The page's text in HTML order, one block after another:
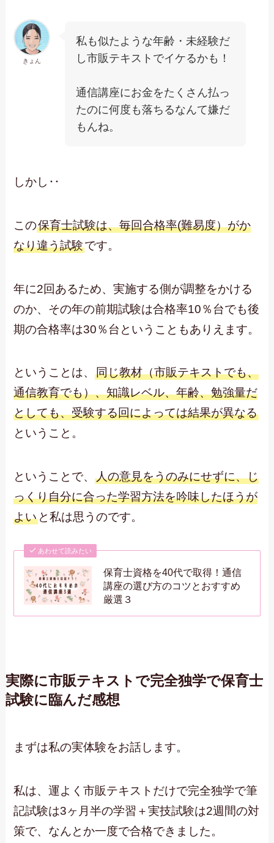
きょん
私も似たような年齢・未経験だ
し市販テキストでイケるかも！
通信講座にお金をたくさん払っ
たのに何度も落ちるなんて嫌だ
もんね。
しかし‥
この保育士試験は、毎回合格率(難易度）がか
なり違う試験です。
年に2回あるため、実施する側が調整をかける
のか、その年の前期試験は合格率10％台でも後
期の合格率は30％台ということもありえます。
ということは、同じ教材（市販テキストでも、
通信教育でも）、知識レベル、年齢、勉強量だ
としても、受験する回によっては結果が異なる
ということ。
ということで、人の意見をうのみにせずに、じ
っくり自分に合った学習方法を吟味したほうが
よい と私は思うのです。
あわせて読みたい
保育士資格を40代で取得！通信
講座の選び方のコツとおすすめ
厳選３
実際に市販テキストで完全独学で保育士
試験に臨んだ感想
まずは私の実体験をお話します。
私は、運よく市販テキストだけで完全独学で筆
記試験は3ヶ月半の学習＋実技試験は2週間の対
策で、なんとか一度で合格できました。